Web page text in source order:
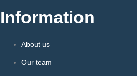
Information
About us
Our team